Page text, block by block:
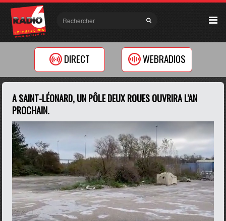
DIRECT WEBRADIOS
A SAINT-LÉONARD, UN PÔLE DEUX ROUES OUVRIRA L'AN
PROCHAIN.